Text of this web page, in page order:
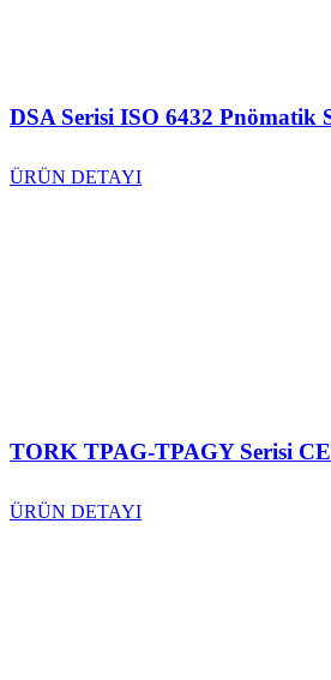
DSA Serisi ISO 6432
ÜRÜN DETAYI
TORK TPAG-TPAGY Serisi
ÜRÜN DETAYI